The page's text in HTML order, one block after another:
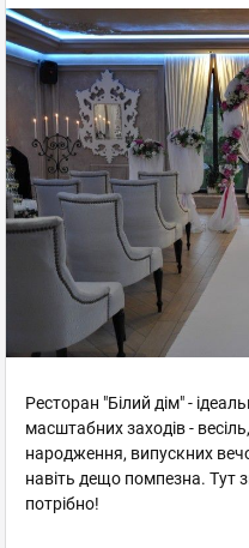
Ресторан "Білий дім" -
масштабних заходів -
народження, випускних
навіть дещо помпезна. Тут
потрібно!